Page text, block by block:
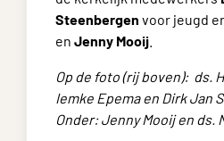
Steenbergen voor jeugd
en Jenny Mooij
Op de foto (rij boven): ds.
Iemke Epema en Dirk Jan
Onder: Jenny Mooij en ds.